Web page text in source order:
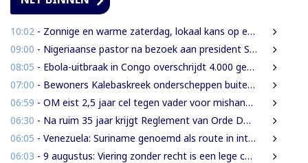
10:02 - Zonnige en warme zaterdag, lokaal kans op een bui
09:00 - Nigeriaanse pastor na bezoek aan president Simons: ‘Toename van rijkdom in Suriname’
08:05 - Ebola-uitbraak in Congo overschrijdt 4.000 gevallen
07:00 - Bewoners Kalebaskreek onderscheppen buitenlanders met illegaal geweer en communicatieapparatuur
06:59 - OM eist 2,5 jaar cel tegen vader voor mishandeling en verwaarlozing van gezin
06:30 - Na ruim 35 jaar krijgt Reglement van Orde DNA grondige herziening
06:05 - Venezuela: Suriname genoemd als route in internationale cocaïnesmokkel naar Europa
06:03 - 9 augustus: Viering zonder recht is een lege ceremonie